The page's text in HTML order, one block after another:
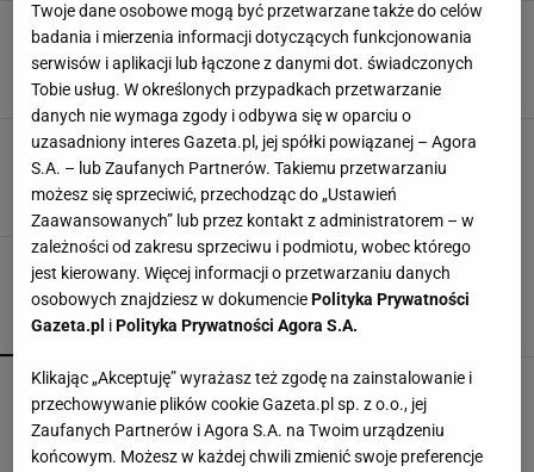
Pierwszy bieg, pierwsze zawody - co zrobić,
żeby nie zwariować?
BIEGANIE MARATON MOTYWACJA UMYSŁ
Triathlon - każdy może to zrobić!
BIEGANIE MOTYWACJA TRIATHLON UMYSŁ
POPULARNE NAJNOWSZE
Debata na rocznicy zaprzysiężenia Nawrockiego.
Stanowski o "zmowie manipulacji"
Twoje dane osobowe mogą być przetwarzane także do celów
badania i mierzenia informacji dotyczących funkcjonowania
serwisów i aplikacji lub łączone z danymi dot. świadczonych
Tobie usług. W określonych przypadkach przetwarzanie
danych nie wymaga zgody i odbywa się w oparciu o
uzasadniony interes Gazeta.pl, jej spółki powiązanej – Agora
S.A. – lub Zaufanych Partnerów. Takiemu przetwarzaniu
możesz się sprzeciwić, przechodząc do „Ustawień
Zaawansowanych” lub przez kontakt z administratorem – w
zależności od zakresu sprzeciwu i podmiotu, wobec którego
jest kierowany. Więcej informacji o przetwarzaniu danych
osobowych znajdziesz w dokumencie Polityka Prywatności
Gazeta.pl i Polityka Prywatności Agora S.A.
Klikając „Akceptuję” wyrażasz też zgodę na zainstalowanie i
przechowywanie plików cookie Gazeta.pl sp. z o.o., jej
Zaufanych Partnerów i Agora S.A. na Twoim urządzeniu
końcowym. Możesz w każdej chwili zmienić swoje preferencje